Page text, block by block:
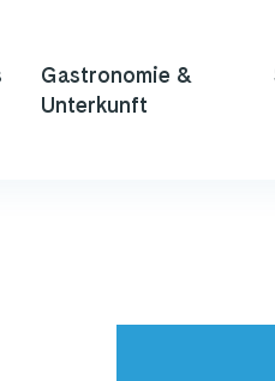
Gastronomie &
Unterkunft